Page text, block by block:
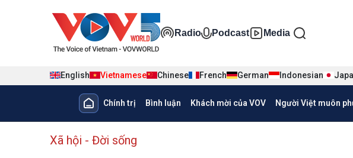
Đa phương tiện tiếng
Radio Podcast Media
English Vietnamese Chinese French German Indonesian
Main navigation
Chính trị Bình luận Khách mời của VOV Người Việt muôn
menu phụ tiếng Việt
Xã hội - Đời sống